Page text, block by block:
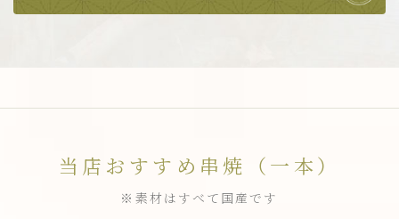
当店おすすめ串焼（一本）
※素材はすべて国産です